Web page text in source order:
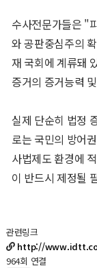
수사전문가들은 "
와 공판중심주의
재 국회에 계류돼
증거의 증거능력
실제 단순히 법정
로는 국민의 방어
사법제도 환경에
이 반드시 제정될
관련링크
http://
964회 연결